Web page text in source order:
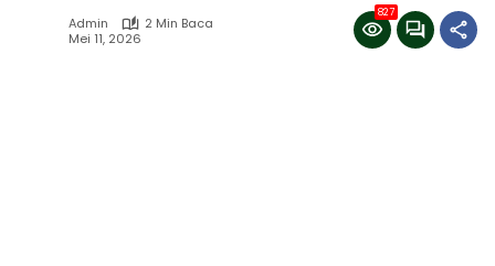
Admin
2 Min Baca
Mei 11, 2026
827